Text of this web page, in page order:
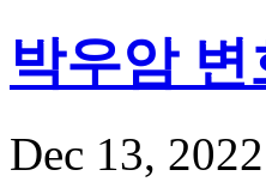
박우암 변
Dec 13, 2022